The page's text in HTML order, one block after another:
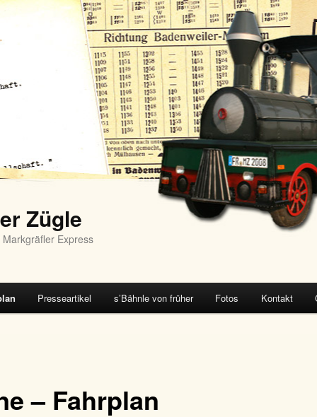
Zügle
Express
Presseartikel s’Bähnle von früher Fotos Kontakt
– Fahrplan